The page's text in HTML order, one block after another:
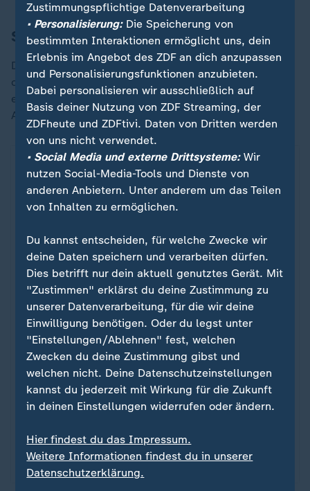
Stuttgart drängt auf 1:1
Der VfB hielt nach dem Rückstand in Unterzahl zwar
ordentlich dagegen und brachte die Frankfurter bei
einige verheißungsvollen Szene in Aufregung, der
Ausgleich gelang den Schwaben aber nicht mehr.
Spektakuläre Treffer bei U21
Wie sich Woltemade in den
Blickpunkt dribbelt
Nick Woltemade ist der Mann der Stunde - beim
VfB Stuttgart und in der U-21-Nationalmannschaft.
Sommer kaum einer auf dem Zettel.
Zustimmungspflichtige Datenverarbeitung
• Personalisierung:Die Speicherung von
bestimmten Interaktionen ermöglicht uns, dein
Erlebnis im Angebot des ZDF an dich anzupassen
und Personalisierungsfunktionen anzubieten.
Dabei personalisieren wir ausschließlich auf
Basis deiner Nutzung von ZDF Streaming, der
ZDFheute und ZDFtivi. Daten von Dritten werden
von uns nicht verwendet.
• Social Media und externe Drittsysteme:Wir
nutzen Social-Media-Tools und Dienste von
anderen Anbietern. Unter anderem um das Teilen
von Inhalten zu ermöglichen.
Du kannst entscheiden, für welche Zwecke wir
deine Daten speichern und verarbeiten dürfen.
Dies betrifft nur dein aktuell genutztes Gerät. Mit
"Zustimmen" erklärst du deine Zustimmung zu
unserer Datenverarbeitung, für die wir deine
Einwilligung benötigen. Oder du legst unter
"Einstellungen/Ablehnen" fest, welchen
Zwecken du deine Zustimmung gibst und
welchen nicht. Deine Datenschutzeinstellungen
kannst du jederzeit mit Wirkung für die Zukunft
in deinen Einstellungen widerrufen oder ändern.
Hier findest du das Impressum.
Weitere Informationen findest du in unserer
Datenschutzerklärung.